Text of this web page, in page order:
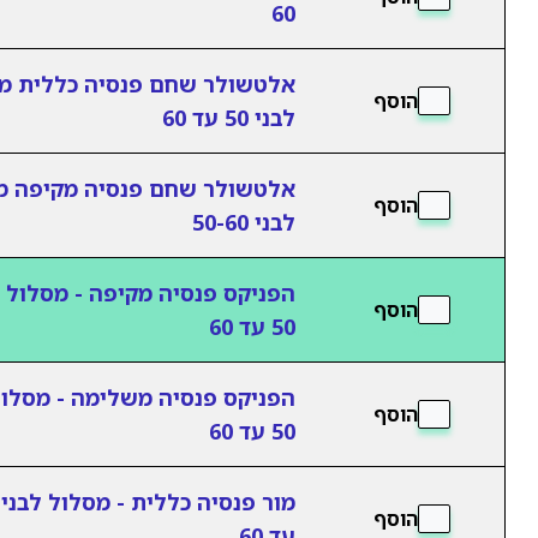
60
הוסף
אלטשולר שחם פנסיה כללית
לבני 50 עד 60
הוסף
אלטשולר שחם פנסיה מקיפה
לבני 50-60
הוסף
הפניקס פנסיה מקיפה - מסלול
50 עד 60
הוסף
הפניקס פנסיה משלימה -
50 עד 60
הוסף